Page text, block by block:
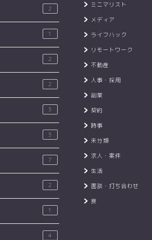
2
1
2
2
3
3
7
2
1
4
ミニマリスト
メディア
ライフハック
リモートワーク
不動産
人事・採用
副業
契約
時事
未分類
求人・案件
生活
面談・打ち合わせ
食